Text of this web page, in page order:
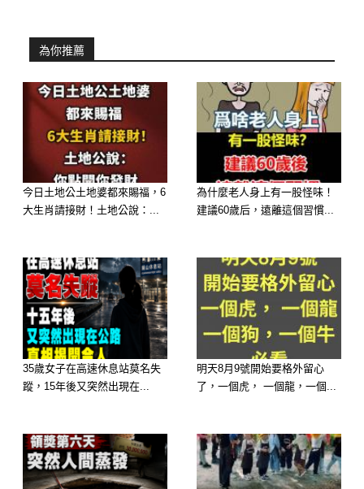
三、傷馬桶結構，維修更花錢
你可能沒想過，馬桶其實沒那麼耐「亂
沖」。
用桶子從高處倒水，水流衝擊力很大，
馬桶內壁
排水口結構
密封圈壓力
尤其現在很多是省水型馬桶，本來就設
短。
到最後不是小問題，而是直接要修甚至
為你推薦
今日土地公土地婆都來賜福，6
大生肖請接財！土地公說：...
為什麼老人身上有一股怪味！
建議60歲后，遠離這個習慣...
35歲女子在高速休息站莫名失
蹤，15年後又突然出現在...
明天8月9號開始要格外留心
了，一個虎， 一個龍，一個...